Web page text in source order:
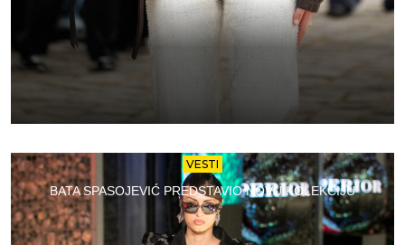
VESTI
BATA SPASOJEVIĆ PREDSTAVIO NOVU KOLEKCIJU